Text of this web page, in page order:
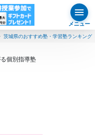
メニュー
茨城県のおすすめ塾・学習塾ランキング
個別指導塾